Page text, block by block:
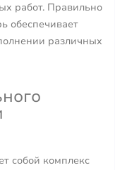
работ. Правильно
обеспечивает
различных
собой комплекс